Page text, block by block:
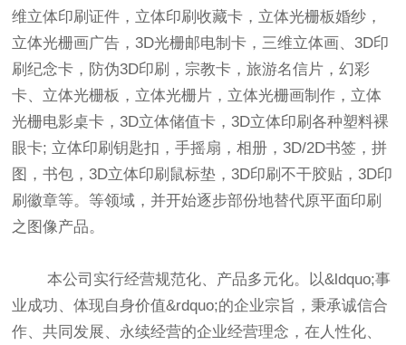
维立体印刷证件，立体印刷收藏卡，立体光栅板婚纱，
立体光栅画广告，3D光栅邮电制卡，三维立体画、3D印
刷纪念卡，防伪3D印刷，宗教卡，旅游名信片，幻彩
卡、立体光栅板，立体光栅片，立体光栅画制作，立体
光栅电影桌卡，3D立体储值卡，3D立体印刷各种塑料裸
眼卡; 立体印刷钥匙扣，手摇扇，相册，3D/2D书签，拼
图，书包，3D立体印刷鼠标垫，3D印刷不干胶贴，3D印
刷徽章等。等领域，并开始逐步部份地替代原平面印刷
之图像产品。
本公司实行经营规范化、产品多元化。以&ldquo;事
业成功、体现自身价值&rdquo;的企业宗旨，秉承诚信合
作、共同发展、永续经营的企业经营理念，在人性化、